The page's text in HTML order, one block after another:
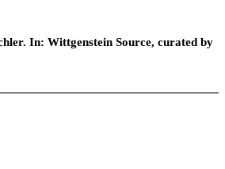
In: Wittgenstein Source, curated by